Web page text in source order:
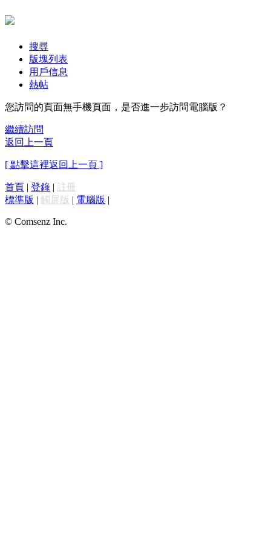
搜尋
版塊列表
用戶信息
熱帖
您訪問的頁面無手機頁面，是否進一步訪問電腦版？
繼續訪問
返回上一頁
[ 點擊這裡返回上一頁 ]
首頁 | 登錄 | 註冊
標準版 | 觸屏版 | 電腦版 |
© Comsenz Inc.